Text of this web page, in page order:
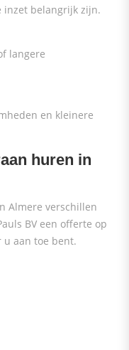
inzet belangrijk zijn.
langere
en kleinere
huren in
Almere verschillen
BV een offerte op
u aan toe bent.